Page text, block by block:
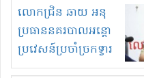
ច្បាប់លួចបូមខ្សាច់នៅ
ក្នុងប្រទេសកម្ពុជា
លោកជ្រិន ឆាយ អនុ
ប្រធាននគរបាលអន្តោ
ប្រវេសន៍ប្រចាំច្រកទ្វារ
ព្រំដែនភ្នំឌិន និងឈ្មួញ